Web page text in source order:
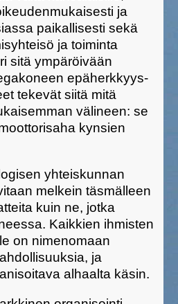
ja
paikallisesti sekä
ja toiminta
sitä ympäröivään
epäherkkyys-
tekevät siitä mitä
välineen: se
kynsien
yhteiskunnan
melkein täsmälleen
kuin ne, jotka
Kaikkien ihmisten
on nimenomaan
ja
alhaalta käsin.